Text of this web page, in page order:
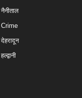
नैनीताल
Crime
देहरादून
हल्द्वानी